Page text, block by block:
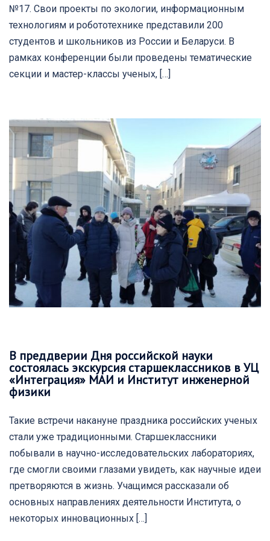
№17. Свои проекты по экологии, информационным
технологиям и робототехнике представили 200
студентов и школьников из России и Беларуси. В
рамках конференции были проведены тематические
секции и мастер-классы ученых, […]
В преддверии Дня российской науки
состоялась экскурсия старшеклассников в УЦ
«Интеграция» МАИ и Институт инженерной
физики
Такие встречи накануне праздника российских ученых
стали уже традиционными. Старшеклассники
побывали в научно-исследовательских лабораториях,
где смогли своими глазами увидеть, как научные идеи
претворяются в жизнь. Учащимся рассказали об
основных направлениях деятельности Института, о
некоторых инновационных […]